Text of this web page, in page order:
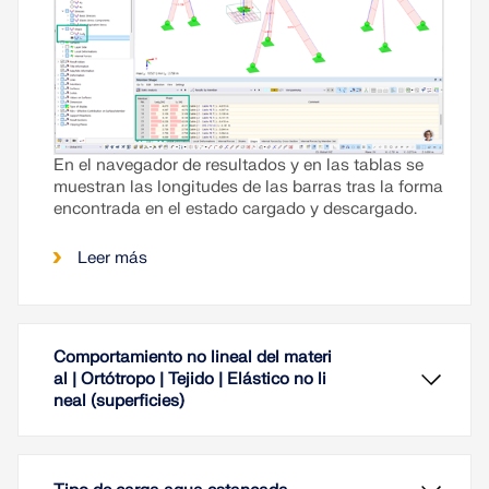
En el navegador de resultados y en las tablas se
muestran las longitudes de las barras tras la forma
encontrada en el estado cargado y descargado.
Leer más
Comportamiento no lineal del materi
al | Ortótropo | Tejido | Elástico no li
neal (superficies)